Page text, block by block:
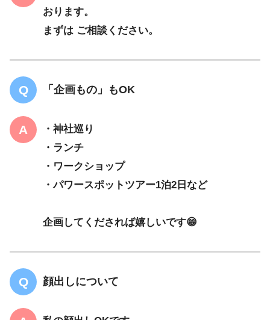
おります。
まずは ご相談ください。
「企画もの」もOK
・神社巡り
・ランチ
・ワークショップ
・パワースポットツアー1泊2日など
企画してくだされば嬉しいです😁
顔出しについて